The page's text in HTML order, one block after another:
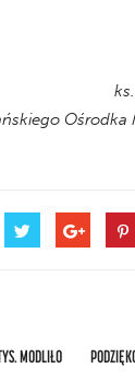
Ośrodka
MODLIŁO